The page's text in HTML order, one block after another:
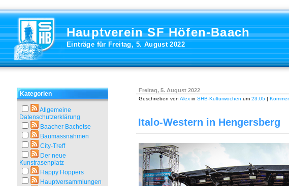
Hauptverein SF Höfen-Baach
Einträge für Freitag, 5. August 2022
Kategorien
Allgemeine
Datenschutzerklärung
Baacher Bachetse
Baumassnahmen
City-Treff
Der neue
Kunstrasenplatz
Happy Hoppers
Hauptversammlungen
Freitag, 5. August 2022
Geschrieben von Alex in SHB-Kulturwochen um 23:05 |
Italo-Western in Hengersberg